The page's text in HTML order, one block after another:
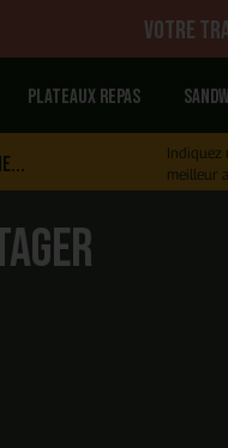
Votre
Plateaux repas
Indiquez
meilleur